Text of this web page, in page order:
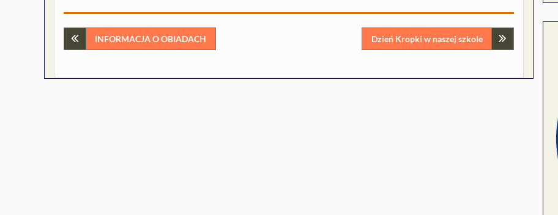
Nawigacja
INFORMACJA O OBIADACH Dzień Kropki w naszej szkole